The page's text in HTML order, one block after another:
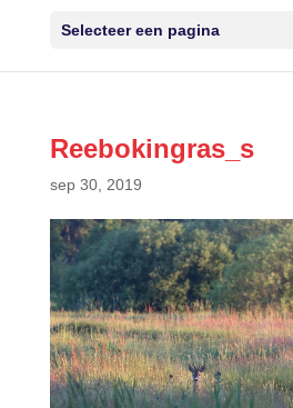
Selecteer een pagina
Reebokingras_s
sep 30, 2019